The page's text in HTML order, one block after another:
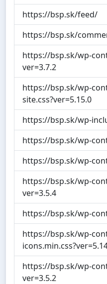
https://bsp.sk/feed/
https://bsp.sk/
https://bsp.sk/wp-
ver=3.7.2
https://bsp.sk/wp-
site.css?ver=5.15.0
https://bsp.sk/wp-
https://bsp.sk/wp-
https://bsp.sk/wp-
https://bsp.sk/wp-
ver=3.5.4
https://bsp.sk/wp-
https://bsp.sk/wp-
https://bsp.sk/wp-
ver=3.5.2